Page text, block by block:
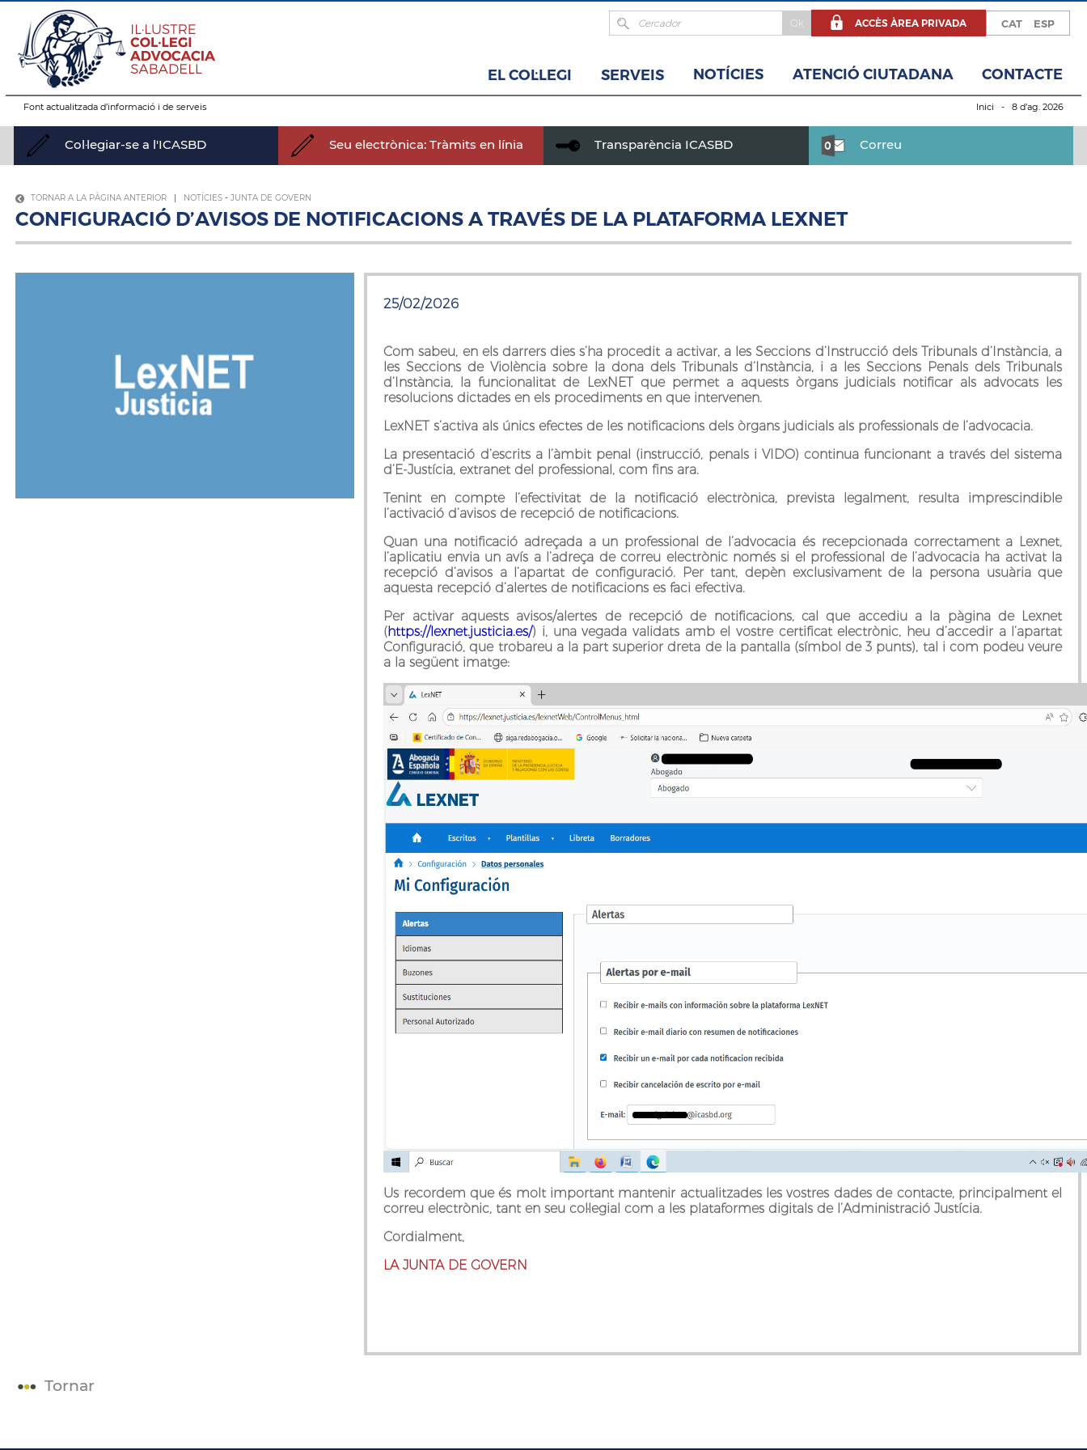
ESP
CAT
ACCÈS ÀREA PRIVADA
EL COL·LEGI SERVEIS NOTÍCIES ATENCIÓ CIUTADANA CONTACTE
Font actualitzada d’informació i de serveis Inici - 8 d’ag. 2026
Col·legiar-se a l'ICASBD Seu electrònica: Tràmits en línia Transparència ICASBD Correu
TORNAR A LA PÀGINA ANTERIOR| NOTÍCIES- JUNTA DE GOVERN
CONFIGURACIÓ D’AVISOS DE NOTIFICACIONS A TRAVÉS DE LA PLATAFORMA LEXNET
25/02/2026
Com sabeu, en els darrers dies s’ha procedit a activar, a les Seccions d’Instrucció dels Tribunals d’Instància, a
les Seccions de Violència sobre la dona dels Tribunals d’Instància, i a les Seccions Penals dels Tribunals
d’Instància, la funcionalitat de LexNET que permet a aquests òrgans judicials notificar als advocats les
resolucions dictades en els procediments en que intervenen.
LexNET s’activa als únics efectes de les notificacions dels òrgans judicials als professionals de l’advocacia.
La presentació d’escrits a l’àmbit penal (instrucció, penals i VIDO) continua funcionant a través del sistema
d’E-Justícia, extranet del professional, com fins ara.
Tenint en compte l’efectivitat de la notificació electrònica, prevista legalment, resulta imprescindible
l’activació d’avisos de recepció de notificacions.
Quan una notificació adreçada a un professional de l’advocacia és recepcionada correctament a Lexnet,
l’aplicatiu envia un avís a l’adreça de correu electrònic només si el professional de l’advocacia ha activat la
recepció d’avisos a l’apartat de configuració. Per tant, depèn exclusivament de la persona usuària que
aquesta recepció d’alertes de notificacions es faci efectiva.
Per activar aquests avisos/alertes de recepció de notificacions, cal que accediu a la pàgina de Lexnet
(https://lexnet.justicia.es/) i, una vegada validats amb el vostre certificat electrònic, heu d’accedir a l’apartat
Configuració, que trobareu a la part superior dreta de la pantalla (símbol de 3 punts), tal i com podeu veure
a la següent imatge:
Us recordem que és molt important mantenir actualitzades les vostres dades de contacte, principalment el
correu electrònic, tant en seu col·legial com a les plataformes digitals de l’Administració Justícia.
Cordialment,
LA JUNTA DE GOVERN
Tornar